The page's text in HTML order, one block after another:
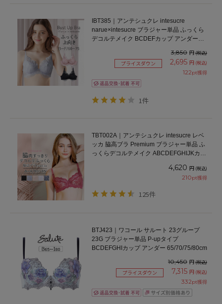
IBT385｜アンテシュクレ intesucre
narue×intesucre ブラジャー単品 ふっくら
デコルテメイク BCDEFカップ アンダー
3,850 円(税込)
プライスダウン 2,695 円 (税込)
122pt獲得
1件
TBT002A｜アンテシュクレ intesucre レベ
ッカ 脇高ブラ Premium ブラジャー単品 ふ
っくらデコルテメイク ABCDEFGHIJKカッ
4,620 円 (税込)
210pt獲得
125件
BTJ423｜ワコール サルート 23グループ
23G ブラジャー単品 P-upタイプ
BCDEFGHIカップ アンダー 65/70/75/80cm
10,450 円(税込)
プライスダウン 7,315 円 (税込)
332pt獲得